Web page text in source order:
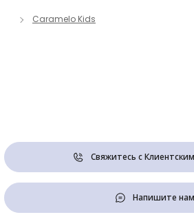
Caramelo Kids
Свяжитесь с
Напишите нам